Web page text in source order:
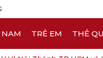
NAM TRẺ EM THẺ